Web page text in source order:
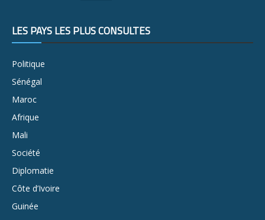
LES PAYS LES PLUS CONSULTÉS
Politique
Sénégal
Maroc
Afrique
Mali
Société
Diplomatie
Côte d’Ivoire
Guinée